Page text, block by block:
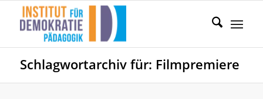
Schlagwortarchiv für: Filmpremiere